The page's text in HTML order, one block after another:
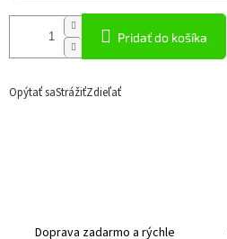
Pridať do košíka
Opýtať saStrážiťZdieľať
Doprava zadarmo a rýchle